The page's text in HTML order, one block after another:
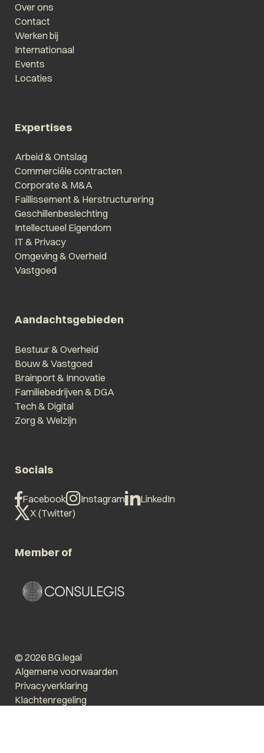
Over ons
Contact
Werken bij
Internationaal
Events
Locaties
Expertises
Arbeid & Ontslag
Commerciële contracten
Corporate & M&A
Faillissement & Herstructurering
Geschillenbeslechting
Intellectueel Eigendom
IT & Privacy
Omgeving & Overheid
Vastgoed
Aandachtsgebieden
Bestuur & Overheid
Bouw & Vastgoed
Brainport & Innovatie
Familiebedrijven & DGA
Tech & Digital
Zorg & Welzijn
Socials
Facebook Instagram
LinkedIn
X (Twitter)
Member of
© 2026 BG.legal
Algemene voorwaarden
Privacyverklaring
Klachtenregeling